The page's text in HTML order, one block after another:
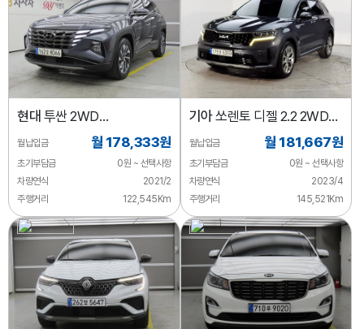
현대 투싼 2WD
인스퍼레이션
월납입금 월 178,333원
초기부담금
0원 ~ 선택사항
차량연식
2021/2
주행거리
122,545Km
기아쏘렌토 디젤 2.2 2WD
프레스티지
월납입금 월 181,667원
초기부담금
0원 ~ 선택사항
차량연식
2023/4
주행거리
145,521Km